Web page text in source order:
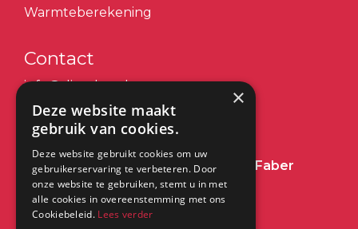
Warmteberekening
Contact
info@dimplex.nl
+31 (0) 513 78 98 80
Heeft u een vraag over Dimplex of Faber
Haarden?Klik dan hier
×
Deze website maakt
gebruik van cookies.
Deze website gebruikt cookies om uw
gebruikerservaring te verbeteren. Door
onze website te gebruiken, stemt u in met
alle cookies in overeenstemming met ons
Cookiebeleid. Lees verder